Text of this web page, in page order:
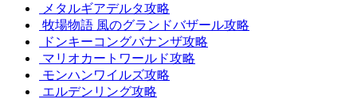
メタルギアデルタ攻略
牧場物語 風のグランドバザール攻略
ドンキーコングバナンザ攻略
マリオカートワールド攻略
モンハンワイルズ攻略
エルデンリング攻略